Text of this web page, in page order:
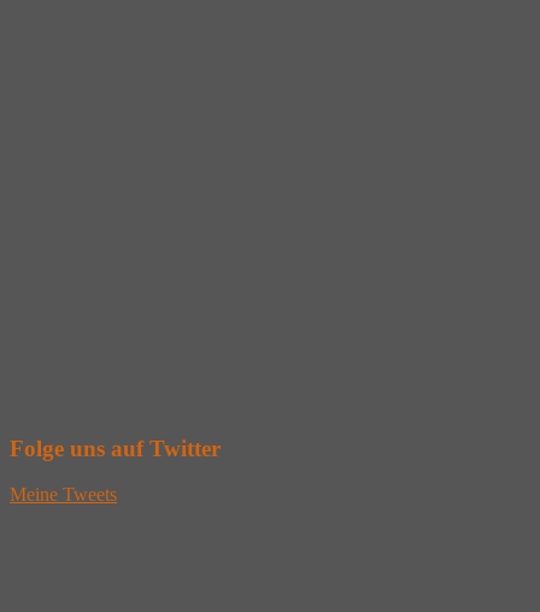
Folge uns auf Twitter
Meine Tweets